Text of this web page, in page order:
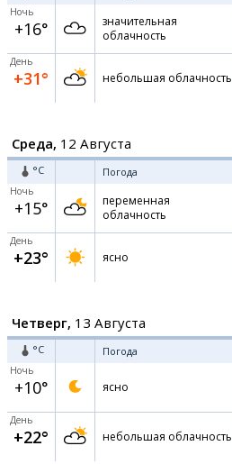
Ночь
+16°
значительная
облачность
День
+31° небольшая облачность
Среда, 12 Августа
°C Погода
Ночь
+15°
переменная
облачность
День
+23° ясно
Четверг, 13 Августа
°C Погода
Ночь
+10° ясно
День
+22° небольшая облачность